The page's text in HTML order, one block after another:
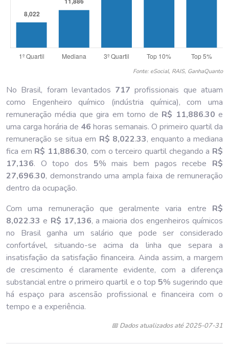
Fonte: eSocial, RAIS, GanhaQuanto
No Brasil, foram levantados 717 profissionais que atuam
como Engenheiro químico (indústria química), com uma
remuneração média que gira em torno de R$ 11,886.30 e
uma carga horária de 46 horas semanais. O primeiro quartil da
remuneração se situa em R$ 8,022.33, enquanto a mediana
fica em R$ 11,886.30, com o terceiro quartil chegando a R$
17,136. O topo dos 5% mais bem pagos recebe R$
27,696.30, demonstrando uma ampla faixa de remuneração
dentro da ocupação.
Com uma remuneração que geralmente varia entre R$
8,022.33 e R$ 17,136, a maioria dos engenheiros químicos
no Brasil ganha um salário que pode ser considerado
confortável, situando-se acima da linha que separa a
insatisfação da satisfação financeira. Ainda assim, a margem
de crescimento é claramente evidente, com a diferença
substancial entre o primeiro quartil e o top 5% sugerindo que
há espaço para ascensão profissional e financeira com o
tempo e a experiência.
📅 Dados atualizados até 2025-07-31